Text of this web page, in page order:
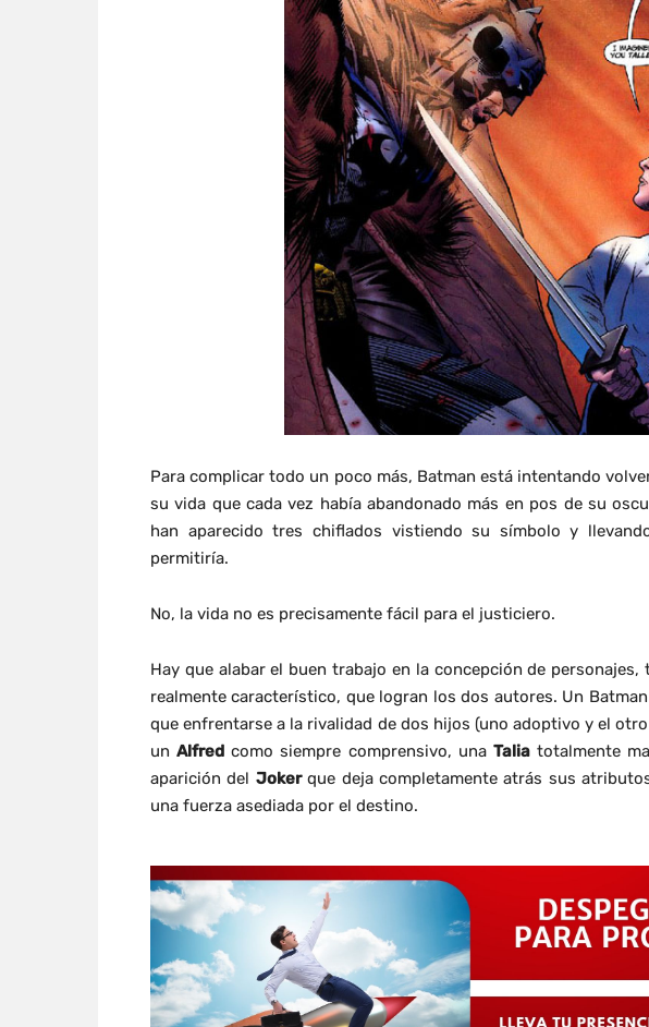
Para complicar todo un poco más, Batman está intentando
su vida que cada vez había abandonado más en pos de su
han aparecido tres chiflados vistiendo su símbolo y
permitiría.
No, la vida no es precisamente fácil para el justiciero.
Hay que alabar el buen trabajo en la concepción de
realmente característico, que logran los dos autores. Un
que enfrentarse a la rivalidad de dos hijos (uno adoptivo y el
unAlfred como siempre comprensivo, una Taliatotalmente
aparición del Jokerque deja completamente atrás sus
una fuerza asediada por el destino.